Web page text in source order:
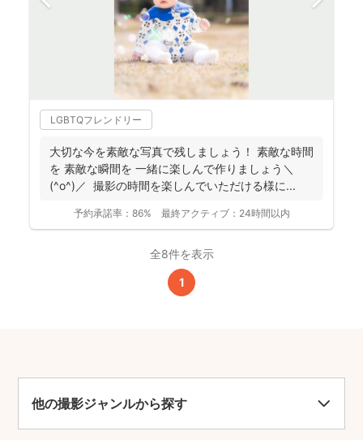
LGBTQフレンドリー
大切な今を素敵な写真で残しましょう！ 素敵な時間
を 素敵な瞬間を 一緒に楽しんで作りましょう＼
(^o^)／ 撮影の時間を楽しんでいただける様に...
予約承諾率： 86% 最終アクティブ： 24時間以内
全8件を表示
1
他の撮影ジャンルから探す